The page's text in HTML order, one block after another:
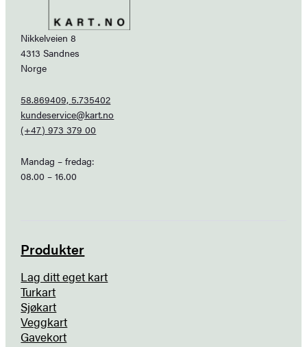
Nikkelveien 8
4313 Sandnes
Norge
58.869409, 5.735402
kundeservice@kart.no
(+47) 973 379 00
Mandag – fredag:
08.00 – 16.00
Produkter
Lag ditt eget kart
Turkart
Sjøkart
Veggkart
Gavekort